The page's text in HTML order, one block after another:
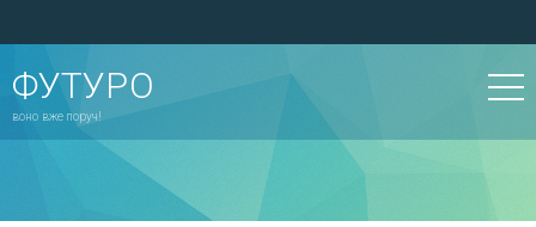
ФУТУРО
воно вже поруч!